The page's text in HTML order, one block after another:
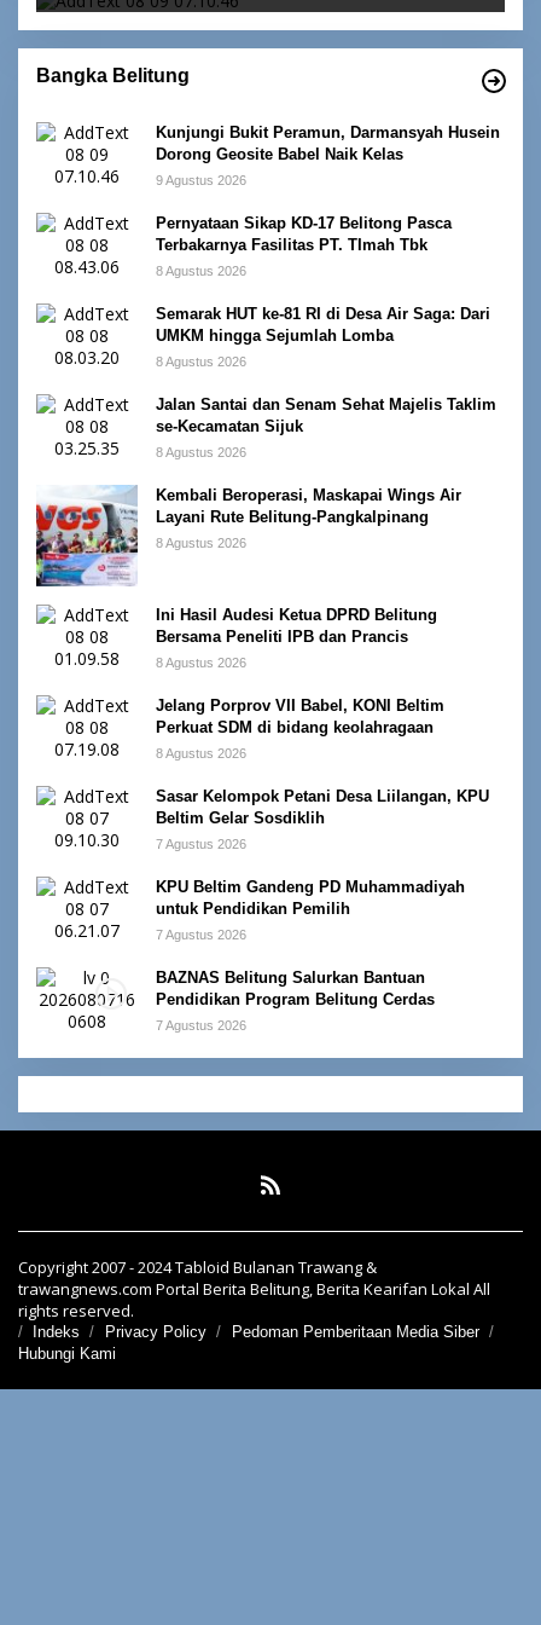
Bangka Belitung
Kunjungi Bukit Peramun, Darmansyah Husein
Dorong Geosite Babel Naik Kelas
9 Agustus 2026
Pernyataan Sikap KD-17 Belitong Pasca
Terbakarnya Fasilitas PT. TImah Tbk
8 Agustus 2026
Semarak HUT ke-81 RI di Desa Air Saga: Dari
UMKM hingga Sejumlah Lomba
8 Agustus 2026
Jalan Santai dan Senam Sehat Majelis Taklim
se-Kecamatan Sijuk
8 Agustus 2026
Kembali Beroperasi, Maskapai Wings Air
Layani Rute Belitung-Pangkalpinang
8 Agustus 2026
Ini Hasil Audesi Ketua DPRD Belitung
Bersama Peneliti IPB dan Prancis
8 Agustus 2026
Jelang Porprov VII Babel, KONI Beltim
Perkuat SDM di bidang keolahragaan
8 Agustus 2026
Sasar Kelompok Petani Desa Liilangan, KPU
Beltim Gelar Sosdiklih
7 Agustus 2026
KPU Beltim Gandeng PD Muhammadiyah
untuk Pendidikan Pemilih
7 Agustus 2026
BAZNAS Belitung Salurkan Bantuan
Pendidikan Program Belitung Cerdas
7 Agustus 2026
Copyright 2007 - 2024 Tabloid Bulanan Trawang &
trawangnews.com Portal Berita Belitung, Berita Kearifan Lokal All
rights reserved.
Indeks Privacy Policy
Pedoman Pemberitaan Media Siber
Hubungi Kami